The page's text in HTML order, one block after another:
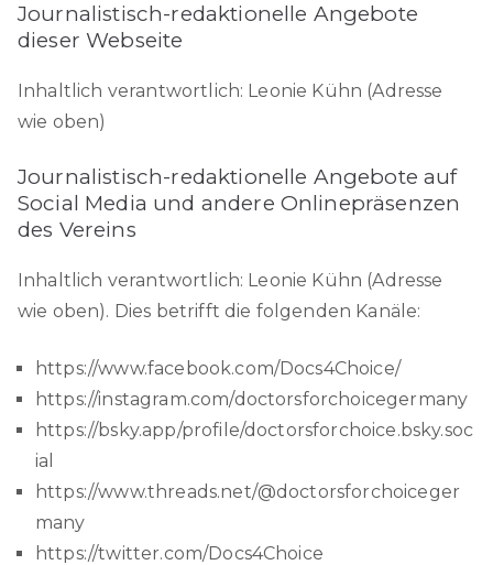
Journalistisch-redaktionelle Angebote
dieser Webseite
Inhaltlich verantwortlich: Leonie Kühn (Adresse
wie oben)
Journalistisch-redaktionelle Angebote auf
Social Media und andere Onlinepräsenzen
des Vereins
Inhaltlich verantwortlich: Leonie Kühn (Adresse
wie oben). Dies betrifft die folgenden Kanäle:
https://www.facebook.com/Docs4Choice/
https://instagram.com/doctorsforchoicegermany
https://bsky.app/profile/doctorsforchoice.bsky.soc
ial
https://www.threads.net/@doctorsforchoiceger
many
https://twitter.com/Docs4Choice